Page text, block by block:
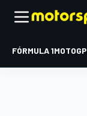
FÓRMULA 1MOTOGP